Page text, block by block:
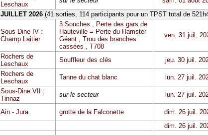
Leschaux
JUILLET 2026(41 sorties, 114 participants pour un TPST total de
Sous-Dine IV :
Champ Laitier
3 Souches , Perte des gars de
Hauteville = Perte du Hamster
Géant, Trou des branches
cassées , T708
ven. 31 juil.
Rochers de
Leschaux
Souffleur des clés jeu. 30 juil.
Rochers de
Leschaux
Tanne du chat blanc lun. 27 juil.
Sous-Dine VII :
Tinnaz
sur le secteur lun. 27 juil.
Ain - Jura grotte de la Falconette dim. 26 juil.
dim. 26 juil.